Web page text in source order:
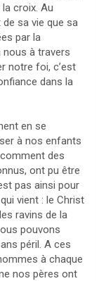
croix. Au
de sa vie que sa
par la
nous à travers
notre foi, c’est
dans la
en se
à nos enfants
des
ont pu être
pas ainsi pour
vient : le Christ
ravins de la
pouvons
péril. A ces
à chaque
nos pères ont